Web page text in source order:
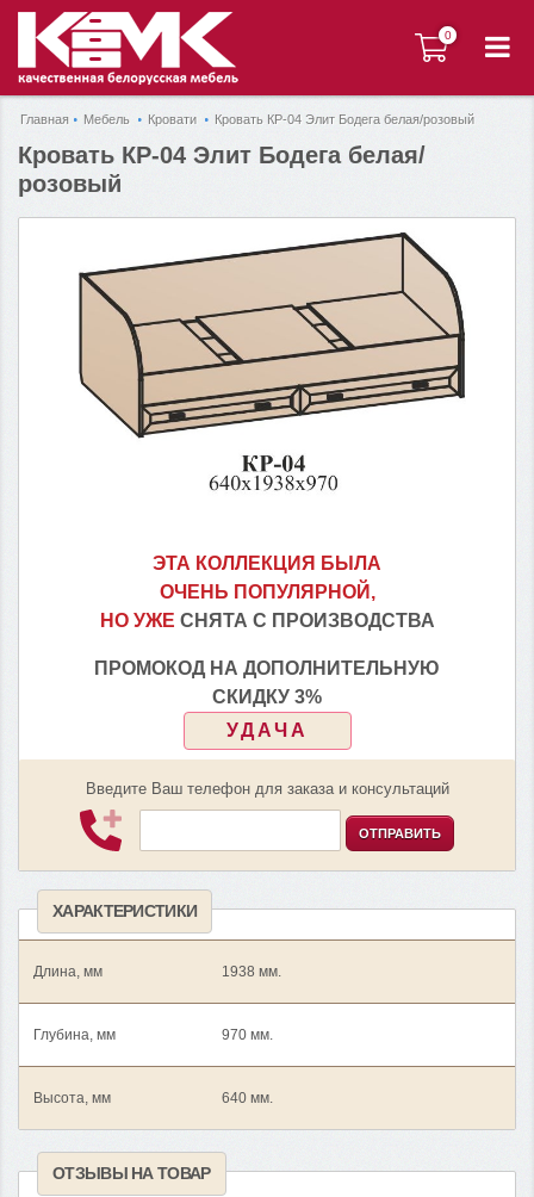
0
0
Главная Мебель Кровати Кровать КР-04 Элит Бодега белая/розовый
Кровать КР-04 Элит Бодега белая/
розовый
ЭТА КОЛЛЕКЦИЯ БЫЛА
ОЧЕНЬ ПОПУЛЯРНОЙ,
НО УЖЕ СНЯТА С ПРОИЗВОДСТВА
ПРОМОКОД НА ДОПОЛНИТЕЛЬНУЮ
СКИДКУ 3%
УДАЧА
Введите Ваш телефон для заказа и консультаций
ОТПРАВИТЬ
ХАРАКТЕРИСТИКИ
Длина, мм 1938 мм.
Глубина, мм 970 мм.
Высота, мм 640 мм.
ОТЗЫВЫ НА ТОВАР